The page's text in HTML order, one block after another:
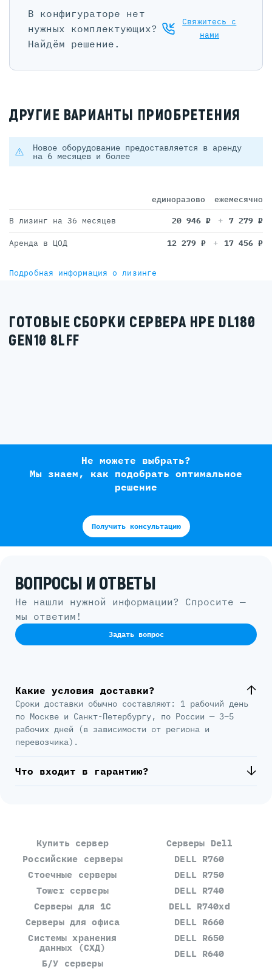
В конфигураторе нет
нужных комплектующих?
Найдём решение.
Свяжитесь с
нами
ДРУГИЕ ВАРИАНТЫ ПРИОБРЕТЕНИЯ
Новое оборудование предоставляется в аренду
на 6 месяцев и более
единоразово ежемесячно
В лизинг на 36 месяцев 20 946 ₽ 7 279 ₽
Аренда в ЦОД 12 279 ₽ 17 456 ₽
Подробная информация о лизинге
ГОТОВЫЕ СБОРКИ СЕРВЕРА HPE DL180
GEN10 8LFF
Не можете выбрать?
Мы знаем, как подобрать оптимальное
решение
Получить консультацию
ВОПРОСЫ И ОТВЕТЫ
Не нашли нужной информации? Спросите —
мы ответим!
Задать вопрос
Какие условия доставки?
Сроки доставки обычно составляют: 1 рабочий день
по Москве и Санкт-Петербургу, по России — 3–5
рабочих дней (в зависимости от региона и
перевозчика).
Что входит в гарантию?
Купить сервер
Российские серверы
Стоечные серверы
Tower серверы
Серверы для 1С
Серверы для офиса
Системы хранения
данных (СХД)
Б/У серверы
Серверы Dell
DELL R760
DELL R750
DELL R740
DELL R740xd
DELL R660
DELL R650
DELL R640